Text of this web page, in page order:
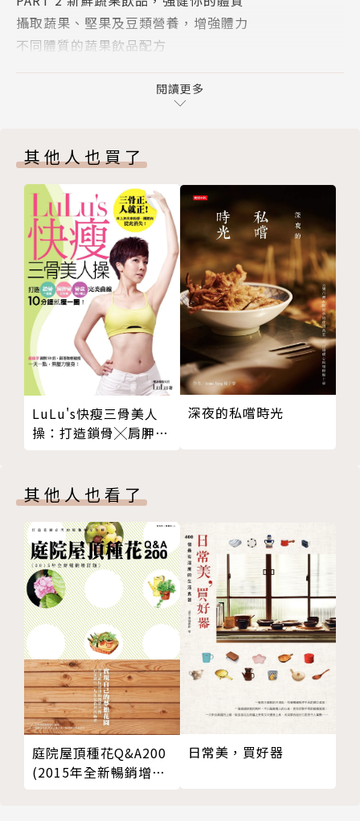
攝取蔬果、堅果及豆類營養，增強體力
不同體質的蔬果飲品配方
蜂蜜橄欖汁【緩解酒後頭痛煩渴】
香蕉優酪乳【緩解酒後神經緊張】
解菸
檸檬胡蘿蔔汁【保護氣管•預防感冒】
奇異果杏桃冰沙【增強排毒】
蜂蜜梨子汁【改善呼吸和肺功能】
菠菜汁【提高免疫力•清潔腸道】
解頭痛
梨子蓮藕汁【緩解頭痛•生津潤燥】
芹菜香蕉冰沙【降血壓•保護神經系統】
山藥蘋果優酪乳【提神醒腦】
地瓜蘿蔔韭菜汁【緩解頭痛】
調理腸胃
蜂蜜高麗菜冰沙【緩解胃潰瘍及十二指腸潰瘍】
蜂蜜柚子葡萄汁【緩解疲勞】
草莓優酪乳【緩解眼部疲勞】
蘋果萵苣鳳梨汁【緩解疲勞及神經衰弱】
山藥椰奶汁【緩解孕期疲勞】
好眠
蜂蜜紅棗汁【緩解焦慮失眠】
蓮子百合銀耳汁【緩解病痛失眠】
核桃豆漿【緩解腎虛失眠】
強化體質
蜂蜜胡蘿蔔汁【補益脾胃】
蘋果橘子薑汁【預防體質虛弱】
山藥蓮子汁【補益脾•肺•腎】
增強腦力
閱讀更多
其他人也買了
LuLu's快瘦三骨美人
操：打造鎖骨╳肩胛骨
深夜的私嚐時光
其他人也看了
庭院屋頂種花Q&A200
(2015年全新暢銷增訂
日常美，買好器